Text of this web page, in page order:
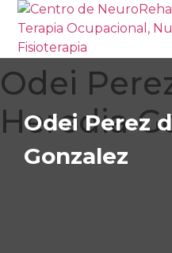
Odei
Heredia
Odei Perez
Gonzalez